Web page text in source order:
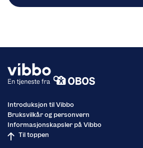
Introduksjon til Vibbo
Bruksvilkår og personvern
Informasjonskapsler på Vibbo
Til toppen